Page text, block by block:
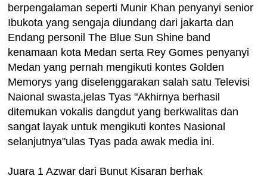
berpengalaman seperti Munir Khan penyanyi senior
Ibukota yang sengaja diundang dari jakarta dan
Endang personil The Blue Sun Shine band
kenamaan kota Medan serta Rey Gomes penyanyi
Medan yang pernah mengikuti kontes Golden
Memorys yang diselenggarakan salah satu Televisi
Naional swasta,jelas Tyas "Akhirnya berhasil
ditemukan vokalis dangdut yang berkwalitas dan
sangat layak untuk mengikuti kontes Nasional
selanjutnya"ulas Tyas pada awak media ini.
Juara 1 Azwar dari Bunut Kisaran berhak